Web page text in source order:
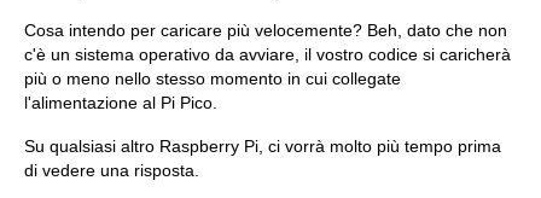
Cosa intendo per caricare più velocemente? Beh, dato che non
c'è un sistema operativo da avviare, il vostro codice si caricherà
più o meno nello stesso momento in cui collegate
l'alimentazione al Pi Pico.
Su qualsiasi altro Raspberry Pi, ci vorrà molto più tempo prima
di vedere una risposta.